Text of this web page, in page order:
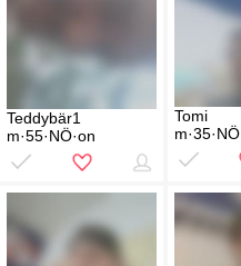
Teddybär1
m·55·NÖ·on
Tomi
m·35·NÖ